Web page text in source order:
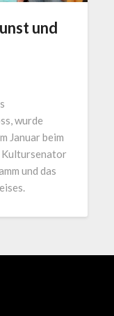
und
wurde
Januar beim
Kultursenator
und das